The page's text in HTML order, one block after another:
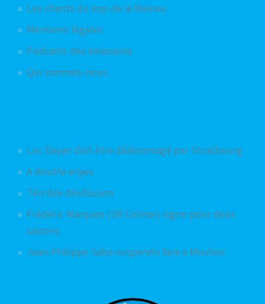
Les chants du kop de la Meinau
Mentions légales
Podcasts des émissions
Qui sommes-nous
Luc Dayan doit être dédommagé par Strasbourg
A double enjeu
Térrible désillusion
Frédéric Marques (SR Colmar) signe pour deux
saisons
Jean-Philippe Sabo suspendu face à Moulins